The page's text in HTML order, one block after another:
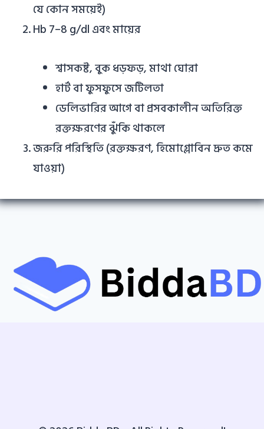
যে কোন সময়েই)
Hb 7–8 g/dl এবং মায়ের
শ্বাসকষ্ট, বুক ধড়ফড়, মাথা ঘোরা
হার্ট বা ফুসফুসে জটিলতা
ডেলিভারির আগে বা প্রসবকালীন অতিরিক্ত
রক্তক্ষরণের ঝুঁকি থাকলে
জরুরি পরিস্থিতি (রক্তক্ষরণ, হিমোগ্লোবিন দ্রুত কমে
যাওয়া)